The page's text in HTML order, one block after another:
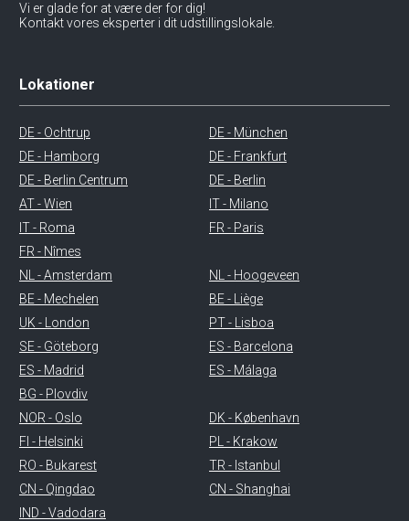
Vi er glade for at være der for dig!
Kontakt vores eksperter i dit udstillingslokale.
Lokationer
DE - Ochtrup
DE - München
DE - Hamborg
DE - Frankfurt
DE - Berlin Centrum
DE - Berlin
AT - Wien
IT - Milano
IT - Roma
FR - Paris
FR - Nîmes
NL - Amsterdam
NL - Hoogeveen
BE - Mechelen
BE - Liège
UK - London
PT - Lisboa
SE - Göteborg
ES - Barcelona
ES - Madrid
ES - Málaga
BG - Plovdiv
NOR - Oslo
DK - København
FI - Helsinki
PL - Krakow
RO - Bukarest
TR - Istanbul
CN - Qingdao
CN - Shanghai
IND - Vadodara